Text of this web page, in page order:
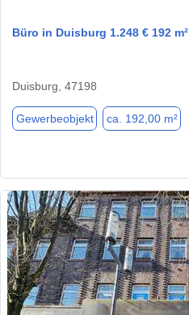
Büro in Duisburg 1.248 € 192 m²
Duisburg, 47198
Gewerbeobjekt ca. 192,00 m²